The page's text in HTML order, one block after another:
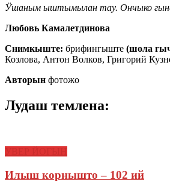
Ӱшаным ыштымылан тау. Ончыко
Любовь Камалетдинова
Снимкыште: брифингыште (шола
Козлова, Антон Волков, Григорий
Авторын фотожо
Лудаш темлена:
Илыш корнышто – 102 ий